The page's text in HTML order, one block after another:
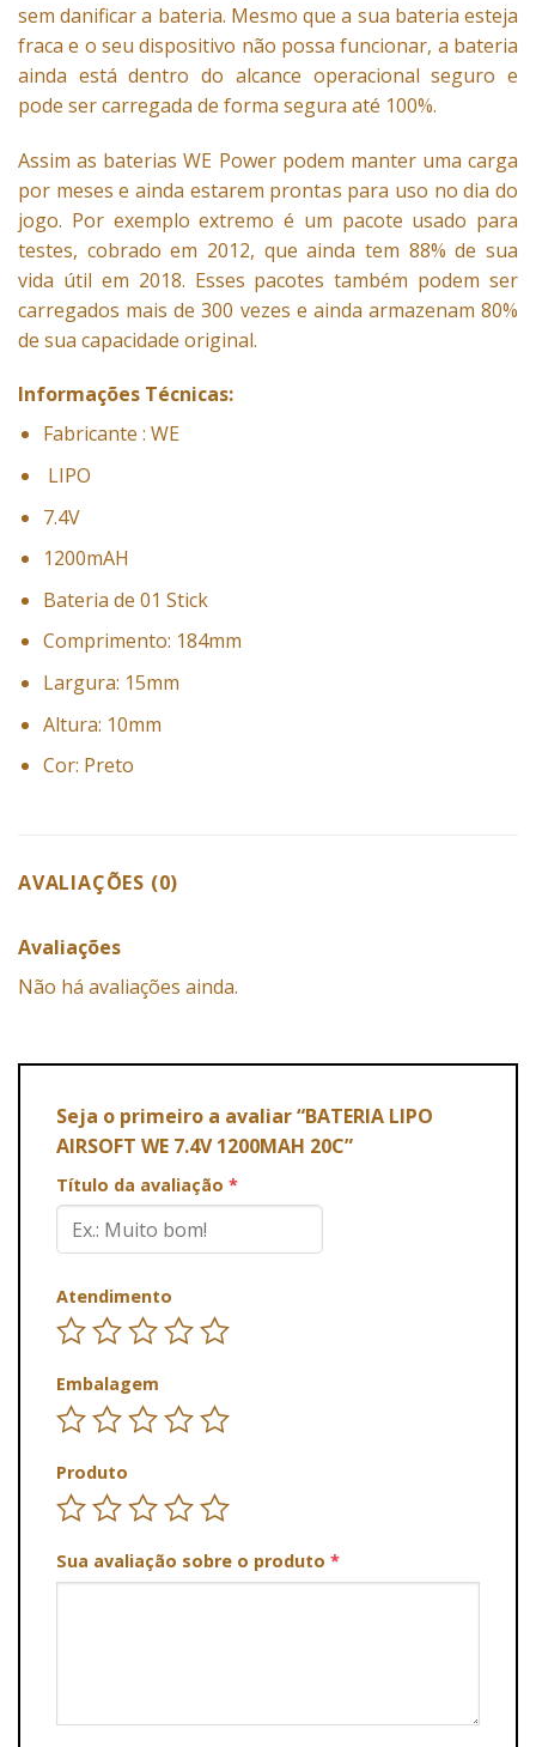
sem danificar a bateria. Mesmo que a sua bateria esteja
fraca e o seu dispositivo não possa funcionar, a bateria
ainda está dentro do alcance operacional seguro e
pode ser carregada de forma segura até 100%.
Assim as baterias WE Power podem manter uma carga
por meses e ainda estarem prontas para uso no dia do
jogo. Por exemplo extremo é um pacote usado para
testes, cobrado em 2012, que ainda tem 88% de sua
vida útil em 2018. Esses pacotes também podem ser
carregados mais de 300 vezes e ainda armazenam 80%
de sua capacidade original.
Informações Técnicas:
Fabricante : WE
LIPO
7.4V
1200mAH
Bateria de 01 Stick
Comprimento: 184mm
Largura: 15mm
Altura: 10mm
Cor: Preto
AVALIAÇÕES (0)
Avaliações
Não há avaliações ainda.
Seja o primeiro a avaliar “BATERIA LIPO
AIRSOFT WE 7.4V 1200MAH 20C”
Título da avaliação *
Atendimento
Embalagem
Produto
Sua avaliação sobre o produto *